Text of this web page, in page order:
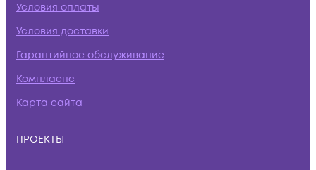
Условия оплаты
Условия доставки
Гарантийное обслуживание
Комплаенс
Карта сайта
ПРОЕКТЫ